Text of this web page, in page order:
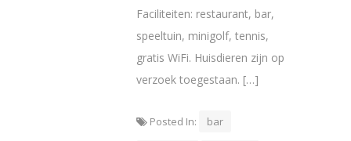
Faciliteiten: restaurant, bar,
speeltuin, minigolf, tennis,
gratis WiFi. Huisdieren zijn op
verzoek toegestaan. […]
Posted In: bar